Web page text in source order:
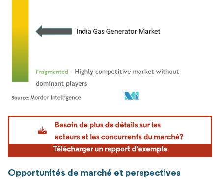
Image © Mordor Intelligence. La réutilisation nécessite une attribution sous CC BY
Opportunités de marché et perspectives